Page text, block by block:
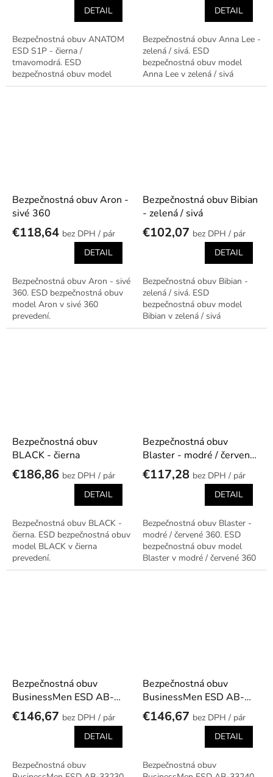
DETAIL
Bezpečnostná obuv ANATOM
ESD S1P - čierna /
tmavomodrá. ESD
bezpečnostná obuv model
ANATOM ESD S1P v čierna /
DETAIL
Bezpečnostná obuv Anna Lee -
zelená / sivá. ESD
bezpečnostná obuv model
Anna Lee v zelená / sivá
prevedení.
Bezpečnostná obuv Aron -
sivé 360
€118,64
/ pár
DETAIL
Bezpečnostná obuv Aron - sivé
360. ESD bezpečnostná obuv
model Aron v sivé 360
prevedení.
Bezpečnostná obuv Bibian
- zelená / sivá
€102,07
/ pár
DETAIL
Bezpečnostná obuv Bibian -
zelená / sivá. ESD
bezpečnostná obuv model
Bibian v zelená / sivá
prevedení.
Bezpečnostná obuv
BLACK - čierna
€186,86
/ pár
DETAIL
Bezpečnostná obuv BLACK -
čierna. ESD bezpečnostná obuv
model BLACK v čierna
prevedení.
Bezpečnostná obuv
Blaster - modré / červené
360
€117,28
/ pár
DETAIL
Bezpečnostná obuv Blaster -
modré / červené 360. ESD
bezpečnostná obuv model
Blaster v modré / červené 360
prevedení.
Bezpečnostná obuv
BusinessMen ESD AB-
33230
€146,67
/ pár
DETAIL
Bezpečnostná obuv
Bezpečnostná obuv
BusinessMen ESD AB-
33240
€146,67
/ pár
DETAIL
Bezpečnostná obuv